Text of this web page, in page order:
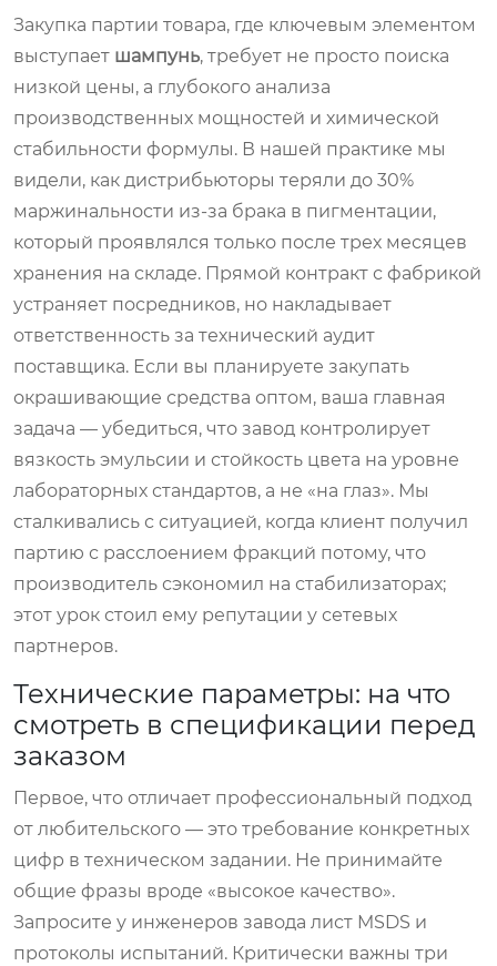
Закупка партии товара, где ключевым элементом
выступает шампунь, требует не просто поиска
низкой цены, а глубокого анализа
производственных мощностей и химической
стабильности формулы. В нашей практике мы
видели, как дистрибьюторы теряли до 30%
маржинальности из-за брака в пигментации,
который проявлялся только после трех месяцев
хранения на складе. Прямой контракт с фабрикой
устраняет посредников, но накладывает
ответственность за технический аудит
поставщика. Если вы планируете закупать
окрашивающие средства оптом, ваша главная
задача — убедиться, что завод контролирует
вязкость эмульсии и стойкость цвета на уровне
лабораторных стандартов, а не «на глаз». Мы
сталкивались с ситуацией, когда клиент получил
партию с расслоением фракций потому, что
производитель сэкономил на стабилизаторах;
этот урок стоил ему репутации у сетевых
партнеров.
Технические параметры: на что
смотреть в спецификации перед
заказом
Первое, что отличает профессиональный подход
от любительского — это требование конкретных
цифр в техническом задании. Не принимайте
общие фразы вроде «высокое качество».
Запросите у инженеров завода лист MSDS и
протоколы испытаний. Критически важны три